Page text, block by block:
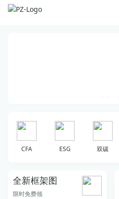
CFA ESG 双碳
全新框架图
限时免费领